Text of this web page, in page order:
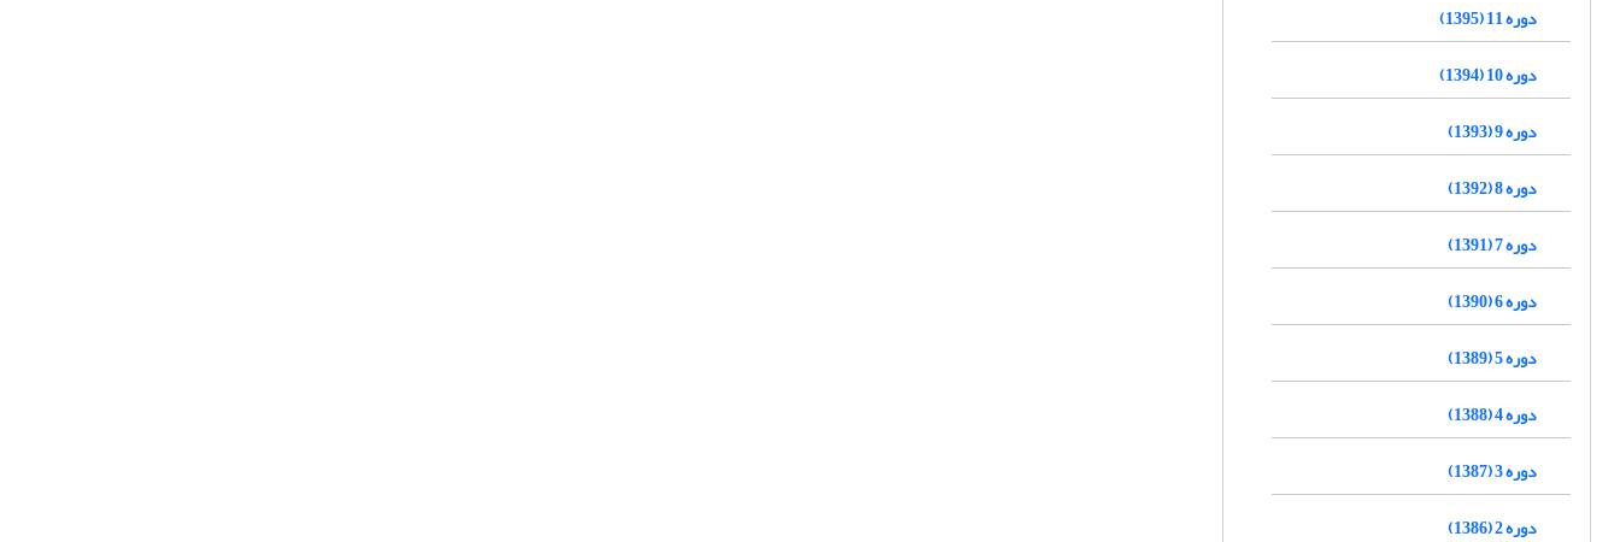
دوره 11 (1395)
دوره 10 (1394)
دوره 9 (1393)
دوره 8 (1392)
دوره 7 (1391)
دوره 6 (1390)
دوره 5 (1389)
دوره 4 (1388)
دوره 3 (1387)
دوره 2 (1386)